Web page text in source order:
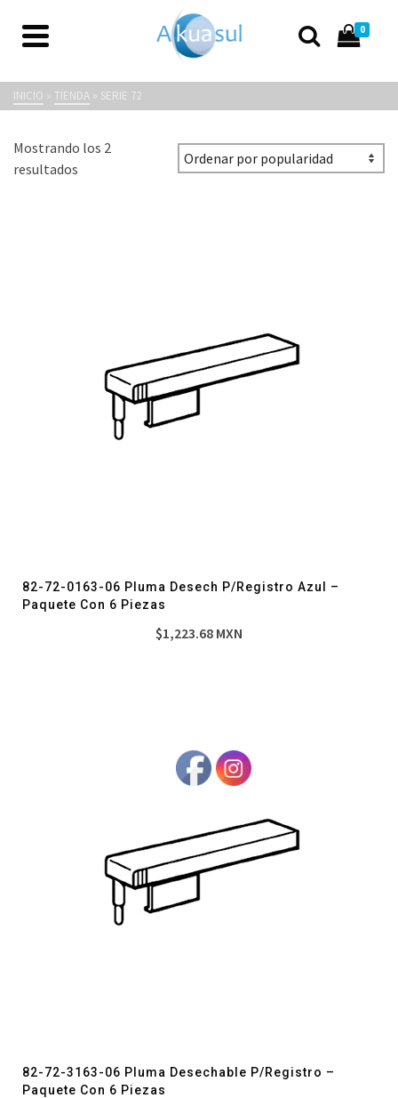
0
INICIO » TIENDA » SERIE 72
Mostrando los 2
resultados
82-72-0163-06 Pluma Desech P/Registro Azul –
Paquete Con 6 Piezas
$1,223.68 MXN
82-72-3163-06 Pluma Desechable P/Registro –
Paquete Con 6 Piezas